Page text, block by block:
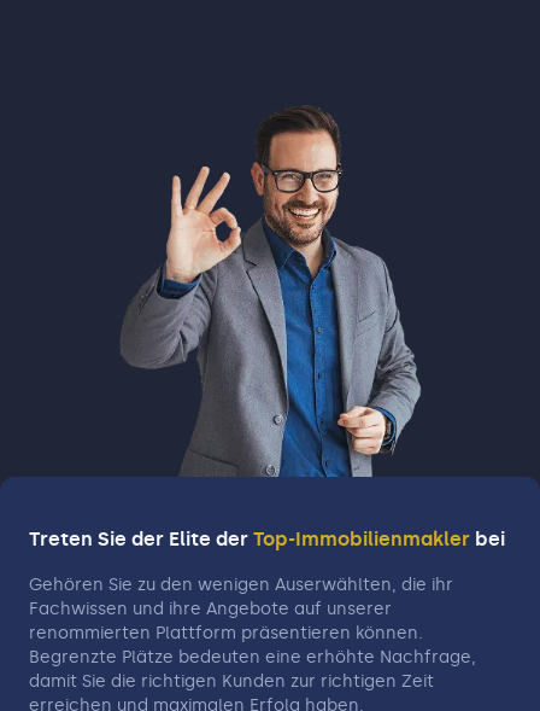
Treten Sie der Elite der Top-Immobilienmakler bei
Gehören Sie zu den wenigen Auserwählten, die ihr
Fachwissen und ihre Angebote auf unserer
renommierten Plattform präsentieren können.
Begrenzte Plätze bedeuten eine erhöhte Nachfrage,
damit Sie die richtigen Kunden zur richtigen Zeit
erreichen und maximalen Erfolg haben.